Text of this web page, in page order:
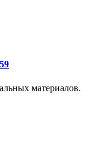
материалов.